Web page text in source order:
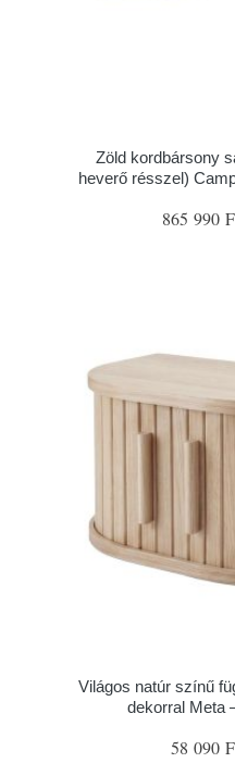
Zöld kordbársony
heverő résszel)
865 990
Világos natúr színű
dekorral Meta
58 090